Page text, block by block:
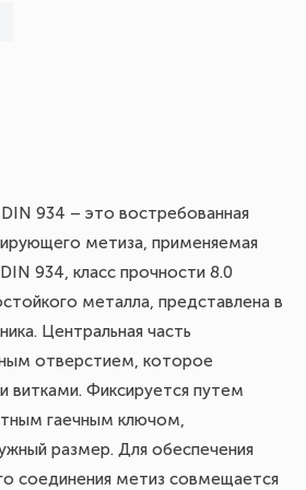
934 – это востребованная
метиза, применяемая
934, класс прочности 8.0
металла, представлена в
Центральная часть
отверстием, которое
витками. Фиксируется путем
гаечным ключом,
размер. Для обеспечения
соединения метиз совмещается